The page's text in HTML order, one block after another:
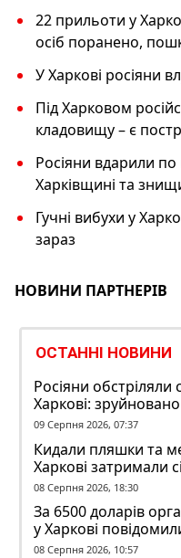
22 прильоти у
осіб поранено,
У Харкові росіяни
Під Харковом
кладовищу – є
Росіяни вдарили по
Харківщині та
Гучні вибухи у
зараз
НОВИНИ ПАРТНЕРІВ
ОСТАННІ НОВИНИ
Росіяни обстріляли
Харкові:
заблоковані
09 Серпня 2026, 07:37
Кидали пляшки та
Харкові затримали
у гуртожитку
08 Серпня 2026, 18:30
За 6500 доларів
у Харкові
ексзавідувачу
08 Серпня 2026, 10:57